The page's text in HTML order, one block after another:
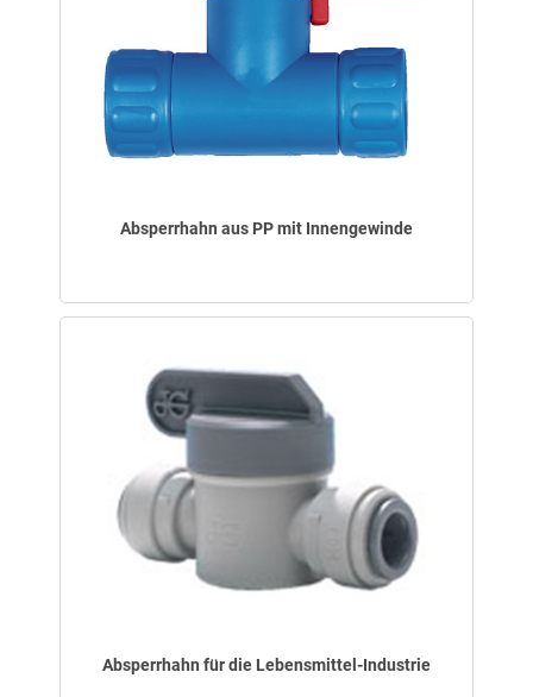
Absperrhahn aus PP mit Innengewinde
Absperrhahn für die Lebensmittel-Industrie